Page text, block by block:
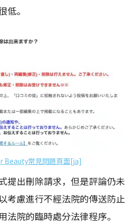
低。
Beauty常見問題頁面[ja]
提出刪除請求，但是評論仍未
考慮進行不經法院的傳送防止
法院的臨時處分法律程序。